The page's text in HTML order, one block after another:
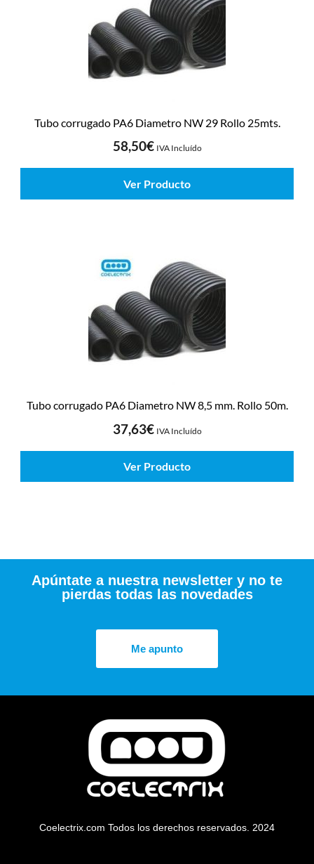
Tubo corrugado PA6 Diametro NW 29 Rollo 25mts.
58,50€ IVA Incluído
Ver Producto
Tubo corrugado PA6 Diametro NW 8,5 mm. Rollo 50m.
37,63€ IVA Incluído
Ver Producto
Apúntate a nuestra newsletter y no te
pierdas todas las novedades
Me apunto
Coelectrix.com Todos los derechos reservados. 2024